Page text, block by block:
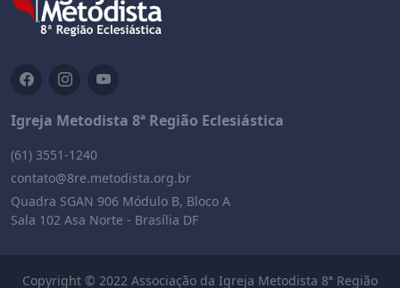
Igreja Metodista 8ª Região Eclesiástica
(61) 3551-1240
contato@8re.metodista.org.br
Quadra SGAN 906 Módulo B, Bloco A
Sala 102 Asa Norte - Brasília DF
Copyright © 2022 Associação da Igreja Metodista 8ª Região